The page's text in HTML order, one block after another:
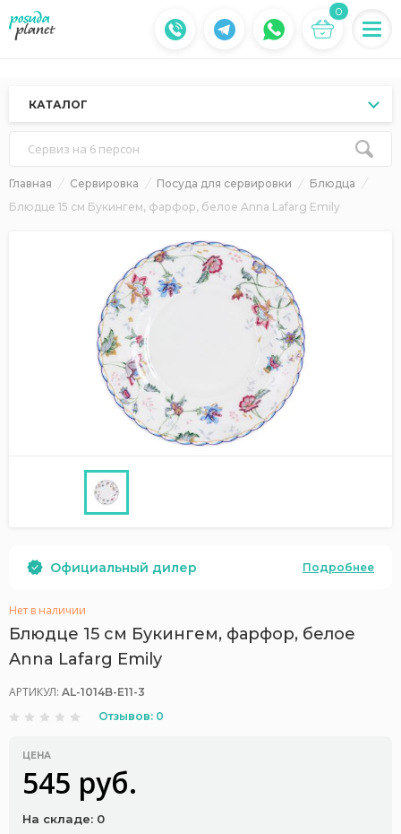
0
КАТАЛОГ
Сервиз на 6 персон
Главная Сервировка Посуда для сервировки
Блюдца
Блюдце 15 см Букингем, фарфор, белое Anna Lafarg Emily
Официальный дилер Подробнее
Нет в наличии
Блюдце 15 см Букингем, фарфор, белое
Anna Lafarg Emily
АРТИКУЛ: AL-1014B-E11-3
Отзывов: 0
ЦЕНА
545 руб.
На складе: 0